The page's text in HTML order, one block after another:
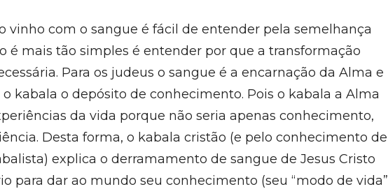
vinho com o sangue é fácil de entender pela semelhança
é mais tão simples é entender por que a transformação
Para os judeus o sangue é a encarnação da Alma e
kabala o depósito de conhecimento. Pois o kabala a Alma
da vida porque não seria apenas conhecimento,
Desta forma, o kabala cristão (e pelo conhecimento de
explica o derramamento de sangue de Jesus Cristo
para dar ao mundo seu conhecimento (seu “modo de vida”